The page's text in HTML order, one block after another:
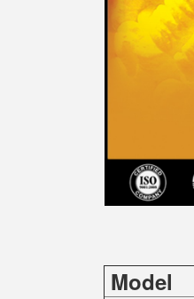
Model